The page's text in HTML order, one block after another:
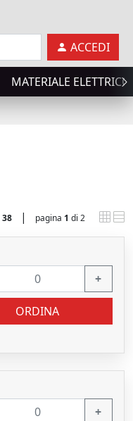
ACCEDI
MATERIALE
38 | pagina 1 di 2
+
ORDINA
+